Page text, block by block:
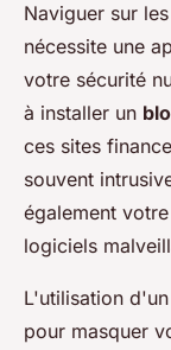
Naviguer sur
nécessite une
votre sécurité
à installer un
ces sites
souvent
également
logiciels
L'utilisation
pour masquer